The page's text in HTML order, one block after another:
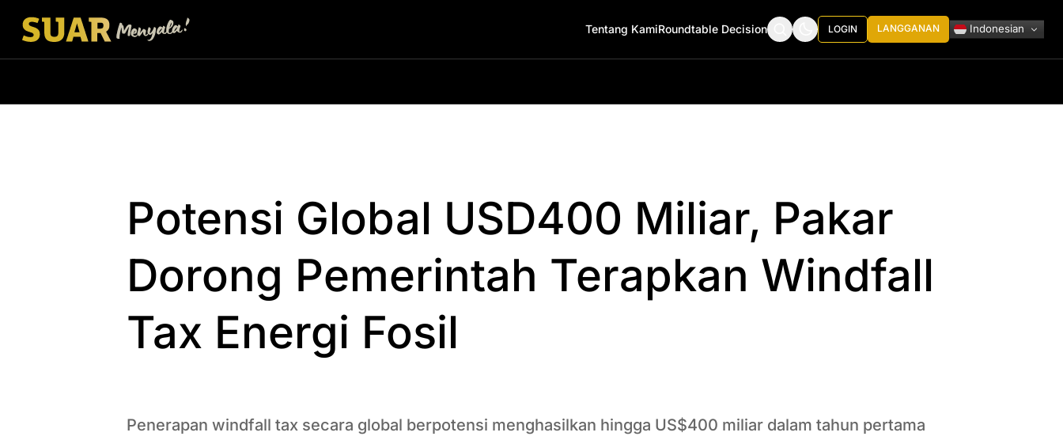
Tentang KamiRoundtable Decision LOGIN LANGGANAN Indonesian
Potensi Global USD400 Miliar, Pakar
Dorong Pemerintah Terapkan Windfall
Tax Energi Fosil
Penerapan windfall tax secara global berpotensi menghasilkan hingga US$400 miliar dalam tahun pertama